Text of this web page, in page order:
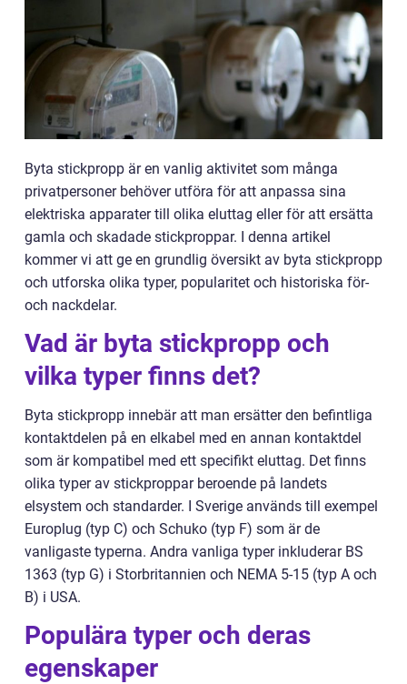
Byta stickpropp är en vanlig aktivitet som många
privatpersoner behöver utföra för att anpassa sina
elektriska apparater till olika eluttag eller för att ersätta
gamla och skadade stickproppar. I denna artikel
kommer vi att ge en grundlig översikt av byta stickpropp
och utforska olika typer, popularitet och historiska för-
och nackdelar.
Vad är byta stickpropp och
vilka typer finns det?
Byta stickpropp innebär att man ersätter den befintliga
kontaktdelen på en elkabel med en annan kontaktdel
som är kompatibel med ett specifikt eluttag. Det finns
olika typer av stickproppar beroende på landets
elsystem och standarder. I Sverige används till exempel
Europlug (typ C) och Schuko (typ F) som är de
vanligaste typerna. Andra vanliga typer inkluderar BS
1363 (typ G) i Storbritannien och NEMA 5-15 (typ A och
B) i USA.
Populära typer och deras
egenskaper